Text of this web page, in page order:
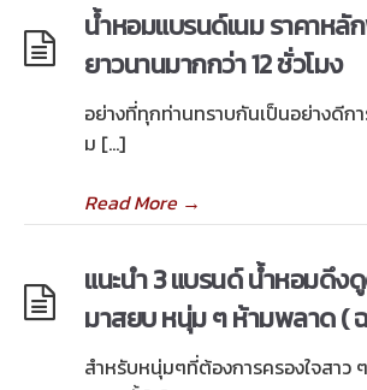
น้ำหอมแบรนด์เนม ราคาห
ยาวนานมากกว่า 12 ชั่วโมง
อย่างที่ทุกท่านทราบกันเป็นอย่างดีก
ม […]
Read More→
แนะนำ 3 แบรนด์ น้ำหอมดึ
มาสยบ หนุ่ม ๆ ห้ามพลาด (
สำหรับหนุ่มๆที่ต้องการครองใจสาว